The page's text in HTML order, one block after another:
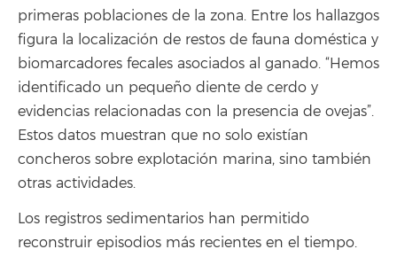
primeras poblaciones de la zona. Entre los hallazgos
figura la localización de restos de fauna doméstica y
biomarcadores fecales asociados al ganado. “Hemos
identificado un pequeño diente de cerdo y
evidencias relacionadas con la presencia de ovejas”.
Estos datos muestran que no solo existían
concheros sobre explotación marina, sino también
otras actividades.
Los registros sedimentarios han permitido
reconstruir episodios más recientes en el tiempo.